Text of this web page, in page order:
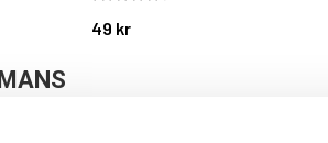
49 kr